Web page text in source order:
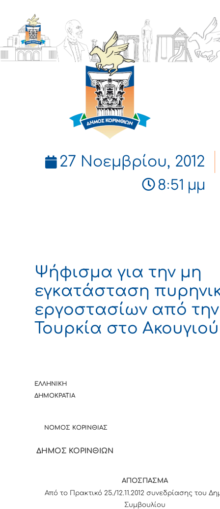
ΔΗΜΟΣ
ΚΟΡΙΝΘΙΩΝ
27 Νοεμβρίου, 2012
8:51 μμ
Ψήφισμα για την μη
εγκατάσταση
εργοστασίων από την
Τουρκία στο Ακουγιού
ΕΛΛΗΝΙΚΗ
ΝΟΜΟΣ ΚΟΡΙΝΘΙΑΣ
ΔΗΜΟΣ ΚΟΡΙΝΘΙΩΝ
ΑΠΟΣΠΑΣΜΑ
Από το Πρακτικό 25./12.11.2012 συνεδρίασης του
Συμβουλίου